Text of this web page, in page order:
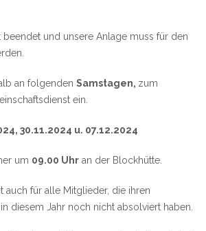
beendet und unsere Anlage muss für den
an folgenden Samstagen, zum
ein.
30.11.2024 u. 07.12.2024
um 09.00 Uhr an der Blockhütte.
auch für alle Mitglieder, die ihren
diesem Jahr noch nicht absolviert haben.